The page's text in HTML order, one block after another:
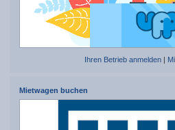
Ihren Betrieb anmelden
Mietwagen buchen